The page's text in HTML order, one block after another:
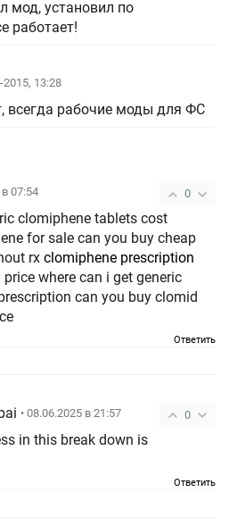
мод, установил по
работает!
2015, 13:28
всегда рабочие моды для ФС
0
в 07:54
clomiphene tablets cost
for sale can you buy cheap
rx clomiphene prescription
where can i get generic
can you buy clomid
Ответить
0
• 08.06.2025 в 21:57
in this break down is
Ответить